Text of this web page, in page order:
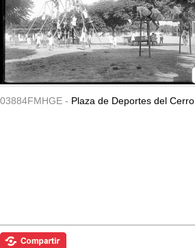
03884FMHGE - Plaza de Deportes del Cerro.